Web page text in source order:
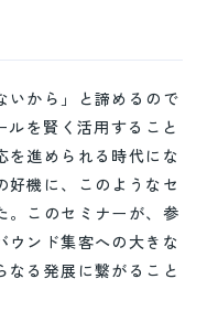
いから」と諦めるので
を賢く活用すること
を進められる時代にな
好機に、このようなセ
。このセミナーが、参
ウンド集客への大きな
なる発展に繋がること